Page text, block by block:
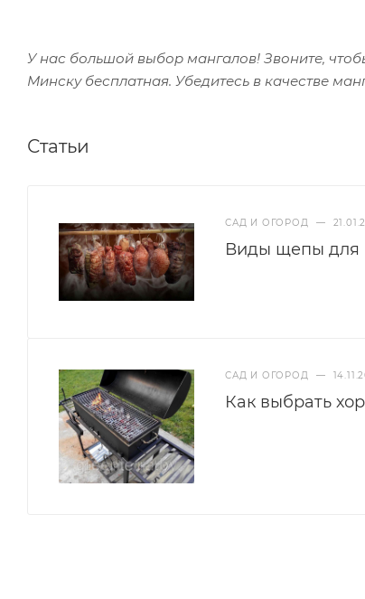
У нас большой выбор мангалов! Звоните,
Минску бесплатная. Убедитесь в качестве
Статьи
САД И ОГОРОД —
Виды щепы для
САД И ОГОРОД —
Как выбрать